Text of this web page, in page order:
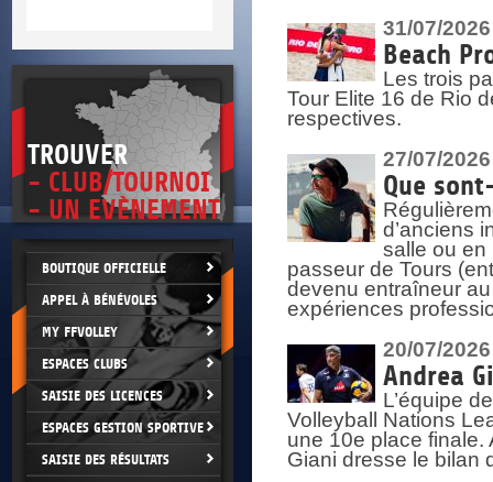
TROUVER
- CLUB/TOURNOI
- UN EVÈNEMENT
BOUTIQUE OFFICIELLE
APPEL À BÉNÉVOLES
MY FFVOLLEY
ESPACES CLUBS
SAISIE DES LICENCES
ESPACES GESTION SPORTIVE
SAISIE DES RÉSULTATS
31/07/2026
Beach
Les trois
Tour Elite 16 de Rio
respectives.
27/07/2026
Que
d’anciens
salle ou en
passeur de Tours
devenu entraîneur
expériences
20/07/2026
Andrea
L’équipe
Volleyball Nations
une 10e place finale.
Giani dresse le bilan